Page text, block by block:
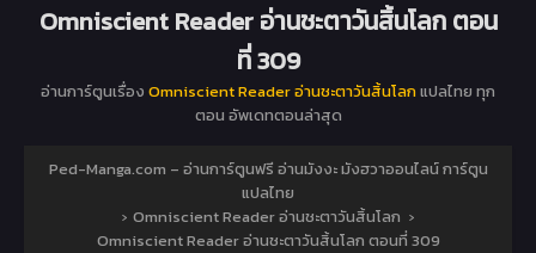
Omniscient Reader อ่านชะตาวันสิ้นโลก ตอน
ที่ 309
อ่านการ์ตูนเรื่อง Omniscient Reader อ่านชะตาวันสิ้นโลกแปลไทย ทุก
ตอน อัพเดทตอนล่าสุด
Ped-Manga.com – อ่านการ์ตูนฟรี อ่านมังงะ มังฮวาออนไลน์ การ์ตูน
แปลไทย
› Omniscient Reader อ่านชะตาวันสิ้นโลก ›
Omniscient Reader อ่านชะตาวันสิ้นโลก ตอนที่ 309